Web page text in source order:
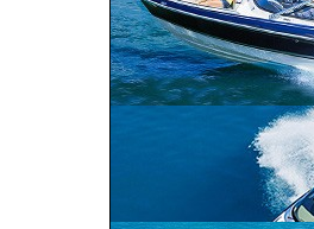
CROSSOVER
CRUISER
BOWRIDER